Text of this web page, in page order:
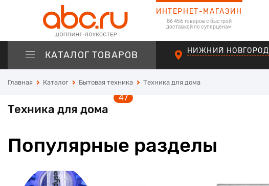
ИНТЕРНЕТ-МАГАЗИН
86 456 товаров с быстрой
доставкой по суперценам
КАТАЛОГ ТОВАРОВ НИЖНИЙ НОВГОРОД
Главная Каталог Бытовая техника Техника для дома
Техника для дома
47
Популярные разделы